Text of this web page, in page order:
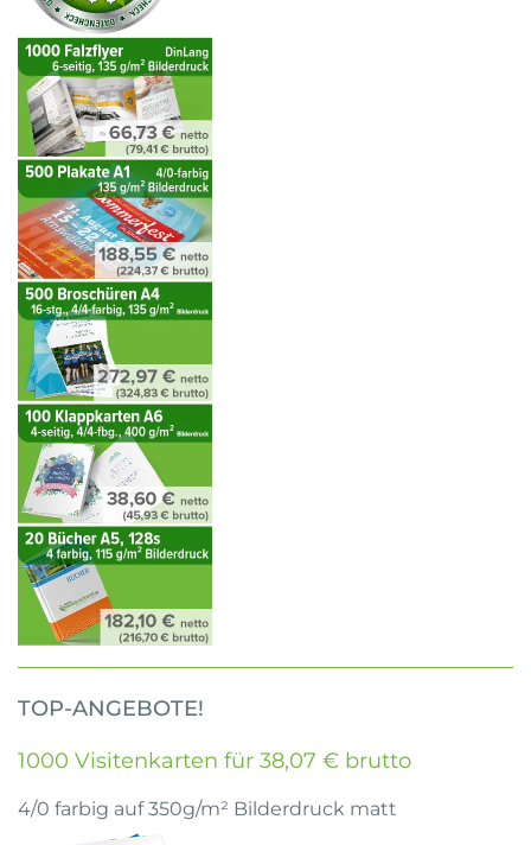
TOP-ANGEBOTE!
1000 Visitenkarten für 38,07 € brutto
4/0 farbig auf 350g/m² Bilderdruck matt